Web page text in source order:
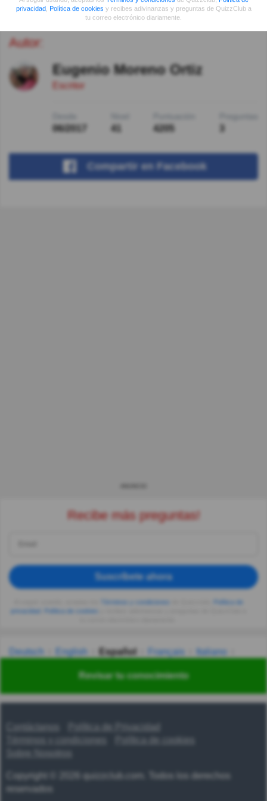
Revisar tu conocimiento
Autor:
Eugenio Moreno Ortiz
Escritor
06/2017 41 4205
Compartir en Facebook
Recibe más preguntas!
Suscríbete ahora
privacidad
Deutsch English Español Français
Italiano
Українська हिन्दी 한국어 汉语
Contáctanos
Política de Privacidad
Términos y condiciones
Copyright © 2026 quizzclub.com. Todos los derechos
reservados
privacidad, Política de cookies y recibes adivinanzas y preguntas de QuizzClub a
tu correo electrónico diariamente.